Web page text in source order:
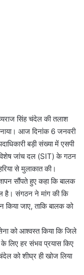
सिंह चंदेल की तलाश
आज दिनांक 6 जनवरी
बड़ी संख्या में एसपी
जांच दल (SIT) के गठन
से मुलाकात की।
सौंपते हुए कहा कि बालक
है। संगठन ने मांग की कि
जाए, ताकि बालक को
को आश्वस्त किया कि जिले
लिए हर संभव प्रयास किए
को शीघ्र ही खोज लिया